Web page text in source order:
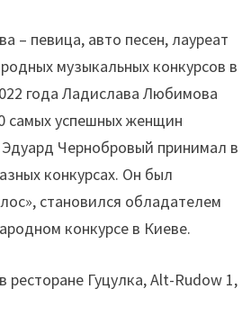
– певица, авто песен, лауреат
музыкальных конкурсов в
года Ладислава Любимова
самых успешных женщин
Эдуард Чернобровый принимал в
конкурсах. Он был
становился обладателем
конкурсе в Киеве.
ресторане Гуцулка, Alt-Rudow 1,